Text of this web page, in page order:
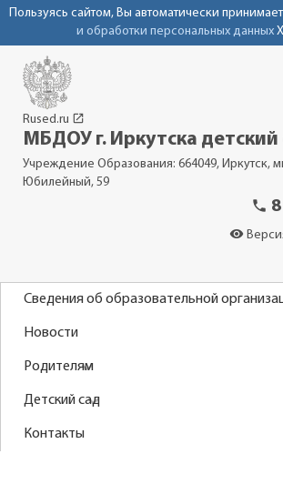
Пользуясь сайтом, Вы автоматически
и обработки персональных данных
Rused.ru launch
МБДОУ г. Иркутска
Учреждение Образования: 664049, Иркутск,
Юбилейный, 59
phone
visibility
Сведения об образовательной
Новости
Родителям
Детский сад
Контакты